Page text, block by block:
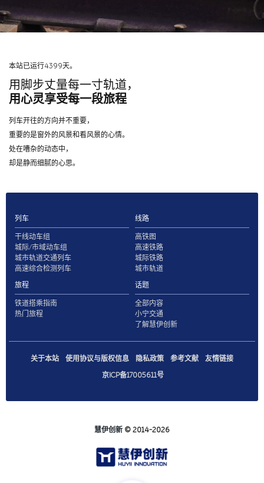
本站已运行4399天。
用脚步丈量每一寸轨道，
用心灵享受每一段旅程
列车开往的方向并不重要，
重要的是窗外的风景和看风景的心情。
处在嘈杂的动态中，
却是静而细腻的心思。
列车
干线动车组
城际/市域动车组
城市轨道交通列车
高速综合检测列车
线路
高铁图
高速铁路
城际铁路
城市轨道
旅程
铁道搭乘指南
热门旅程
话题
全部内容
小宁交通
了解慧伊创新
关于本站 使用协议与版权信息 隐私政策 参考文献
友情链接
京ICP备17005611号
慧伊创新 © 2014-2026